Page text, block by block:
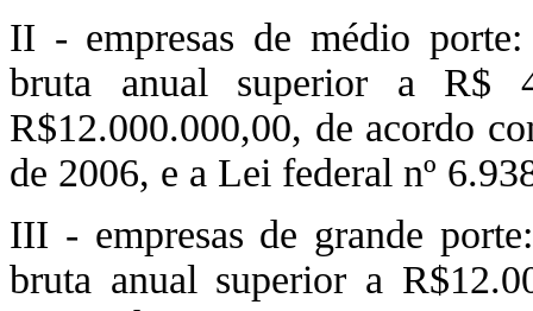
II - empresas de médio porte:
bruta anual superior a R$
R$12.000.000,00, de acordo
de 2006, e a Lei federal nº
III - empresas de grande
bruta anual superior a